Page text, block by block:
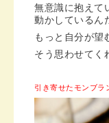
無意識に抱えて
動かしている
もっと自分が望
そう思わせてく
引き寄せたモンブラ